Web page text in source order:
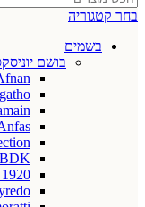
בחר קטגוריה
בשמים
בושם
BDK